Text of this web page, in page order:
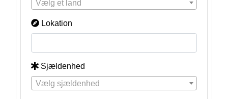
Vælg et land
Lokation
Sjældenhed
Vælg sjældenhed